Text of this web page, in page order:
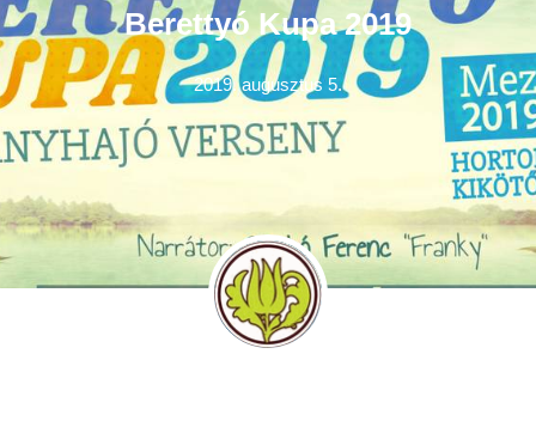
Berettyó Kupa 2019
2019. augusztus 5.